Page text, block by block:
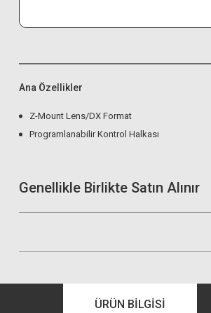
Ana Özellikler
Z-Mount Lens/DX Format
Programlanabilir Kontrol Halkası
Genellikle Birlikte Satın Alınır
ÜRÜN BILGISI